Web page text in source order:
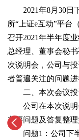
2021年8月30日下
所“上证e互动”平台
召开2021年半年度
总经理、董事会秘
次说明会，公司与
者普遍关注的问题进
二、本次会议投
公司在本次说明
主要问题及答复整
问题1：公司下半